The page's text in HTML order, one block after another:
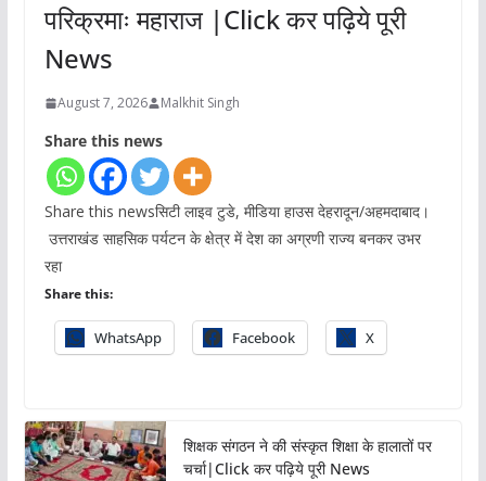
परिक्रमाः महाराज |Click कर पढ़िये पूरी
News
August 7, 2026 Malkhit Singh
Share this news
Share this newsसिटी लाइव टुडे, मीडिया हाउस देहरादून/अहमदाबाद।
उत्तराखंड साहसिक पर्यटन के क्षेत्र में देश का अग्रणी राज्य बनकर उभर
रहा
Share this:
WhatsApp Facebook X
शिक्षक संगठन ने की संस्कृत शिक्षा के हालातों पर
चर्चा|Click कर पढ़िये पूरी News